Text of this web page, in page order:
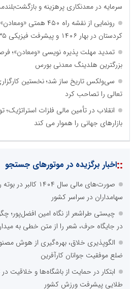
سرمایه در معدنکاری پرهزینه و
رونمایی از نقشه راه ۴۵۰
کردستان در بهار ۱۴۰۶ و پیشرفت فیزیکی ۳۵٪ مس جانجا
تمدید مهلت پذیره نویسی «ومعادن»؛
بزرگترین هلدینگ معدنی بورس
سی‌ولکس تاریخ ساز شد؛ نخستین
تعالی را تصاحب کرد
انقلاب در تأمین مالی فلزات استراتژیک؛
بازارهای جهانی را هموار می کند
::اخبار برگزیده در موتورهای جستجو
صورت‌های مالی سال
سهامداران در سراسر کشور
چیستی طراشعر از نگاه امین افضل‌پور؛
در جایگاه حرف، شعر را از متن خطی به
الگوپذیری خلاق، بهره‌گیری از هوش
ضلع موفقیت جوانان کارآفرین
ابتکار در حمایت از باشگاه‌ها و خلاقیت
طلایی پیشرفت ورزش کشور